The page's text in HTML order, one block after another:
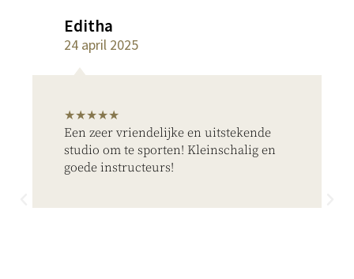
★★★★★
Een zeer vriendelijke en uitstekende
studio om te sporten! Kleinschalig en
goede instructeurs!
Editha
24 april 2025